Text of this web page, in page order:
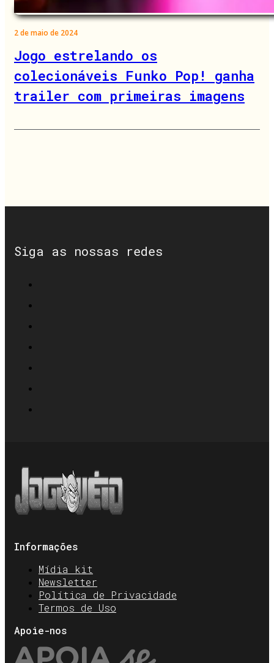
2 de maio de 2024
Jogo estrelando os
colecionáveis Funko Pop! ganha
trailer com primeiras imagens
Siga as nossas redes
Informações
Mídia kit
Newsletter
Política de Privacidade
Termos de Uso
Apoie-nos